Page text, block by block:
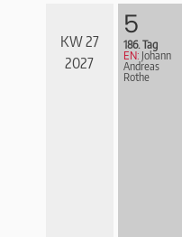
KW 27
2027
5
186. Tag
EN: Johann
Andreas
Rothe